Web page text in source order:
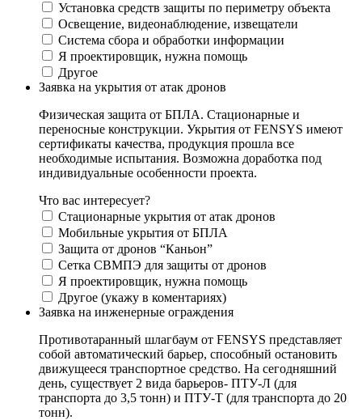
Установка средств защиты по периметру объекта
Освещение, видеонаблюдение, извещатели
Система сбора и обработки информации
Я проектировщик, нужна помощь
Другое
Заявка на укрытия от атак дронов
Физическая защита от БПЛА. Стационарные и
переносные конструкции. Укрытия от FENSYS имеют
сертификаты качества, продукция прошла все
необходимые испытания. Возможна доработка под
индивидуальные особенности проекта.
Что вас интересует?
Стационарные укрытия от атак дронов
Мобильные укрытия от БПЛА
Защита от дронов “Каньон”
Сетка СВМПЭ для защиты от дронов
Я проектировщик, нужна помощь
Другое (укажу в коментариях)
Заявка на инженерные ограждения
Противотаранный шлагбаум от FENSYS представляет
собой автоматический барьер, способный остановить
движущееся транспортное средство. На сегодняшний
день, существует 2 вида барьеров- ПТУ-Л (для
транспорта до 3,5 тонн) и ПТУ-Т (для транспорта до 20
тонн).